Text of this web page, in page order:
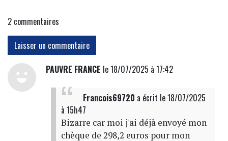
2 commentaires
Laisser un commentaire
PAUVRE FRANCE le 18/07/2025 à 17:42
Francois69720 a écrit le 18/07/2025
à 15h47
Bizarre car moi j'ai déjà envoyé mon
chèque de 298,2 euros pour mon